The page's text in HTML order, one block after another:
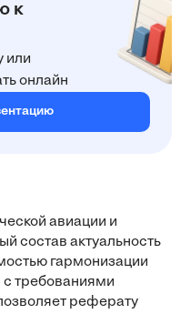
к
или
онлайн
авиации и
состав актуальность
гармонизации
с требованиями
реферату